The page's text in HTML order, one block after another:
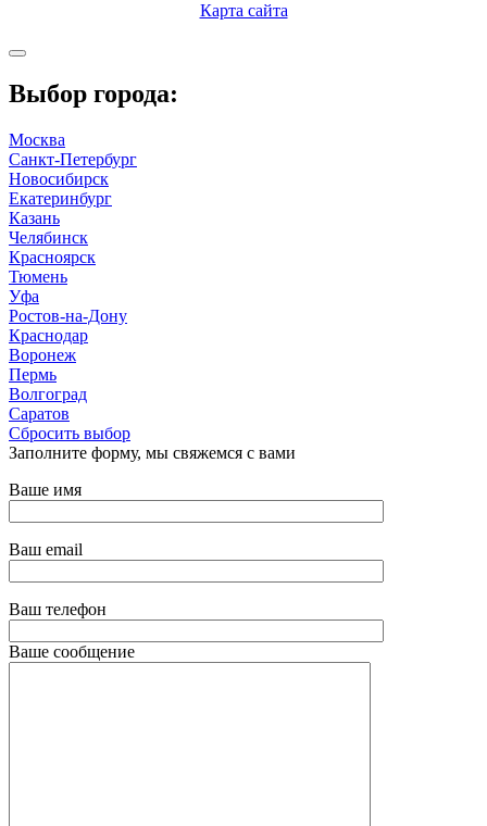
Карта сайта
Выбор города:
Москва
Санкт-Петербург
Новосибирск
Екатеринбург
Казань
Челябинск
Красноярск
Тюмень
Уфа
Ростов-на-Дону
Краснодар
Воронеж
Пермь
Волгоград
Саратов
Сбросить выбор
Заполните форму, мы свяжемся с вами
Ваше имя
Ваш email
Ваш телефон
Ваше сообщение